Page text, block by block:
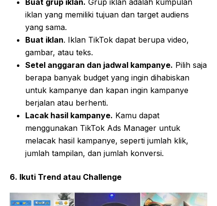
iklan yang memiliki tujuan dan target audiens
yang sama.
Buat iklan. Iklan TikTok dapat berupa video,
gambar, atau teks.
Setel anggaran dan jadwal kampanye. Pilih saja
berapa banyak budget yang ingin dihabiskan
untuk kampanye dan kapan ingin kampanye
berjalan atau berhenti.
Lacak hasil kampanye. Kamu dapat
menggunakan TikTok Ads Manager untuk
melacak hasil kampanye, seperti jumlah klik,
jumlah tampilan, dan jumlah konversi.
6. Ikuti Trend atau Challenge